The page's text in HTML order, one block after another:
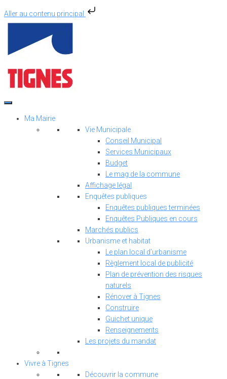
Aller au contenu principal
Aller
contenu
Ma Mairie
Vie Municipale
Conseil Municipal
Services Municipaux
Budget
Le mag de la commune
Affichage légal
Enquêtes publiques
Enquêtes publiques terminées
Enquêtes Publiques en cours
Marchés publics
Urbanisme et habitat
Le plan local d’urbanisme
Règlement local de publicité
Plan de prévention des risques
naturels
Rénover à Tignes
Construire
Guichet unique
Renseignements
Les projets du mandat
Vivre à Tignes
Découvrir la commune